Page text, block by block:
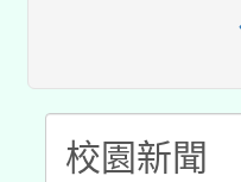
本館
暨閱讀
科技賦
礎課程
A3數位